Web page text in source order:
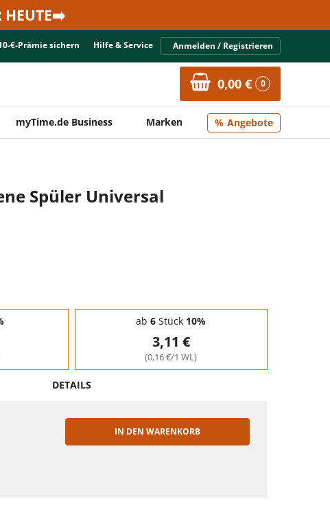
HEUTE➡️
€-Prämie sichern Hilfe & Service Anmelden / Registrieren
0,00 € 0
myTime.de Business Marken Angebote
Spüler Universal
ab 6 Stück 10%
3,11 €
(0,16 €/1 WL)
DETAILS
IN DEN WARENKORB